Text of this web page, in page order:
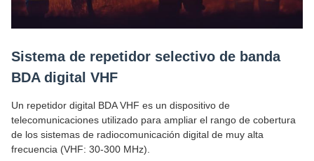
Sistema de repetidor selectivo de banda
BDA digital VHF
Un repetidor digital BDA VHF es un dispositivo de
telecomunicaciones utilizado para ampliar el rango de cobertura
de los sistemas de radiocomunicación digital de muy alta
frecuencia (VHF: 30-300 MHz).